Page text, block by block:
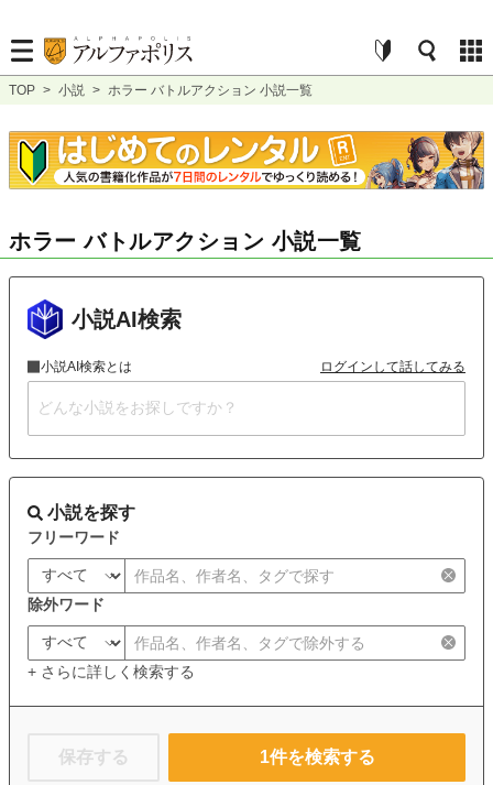
TOP > 小説 > ホラー バトルアクション 小説一覧
ホラー バトルアクション 小説一覧
小説AI検索
小説AI検索とは ログインして話してみる
小説を探す
フリーワード
除外ワード
+ さらに詳しく検索する
保存する 1件を検索する